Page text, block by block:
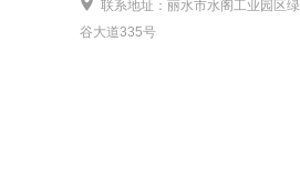
联系地址：丽水市水阁工业园区绿
谷大道335号